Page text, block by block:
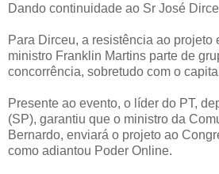
Dando continuidade ao Sr José
Para Dirceu, a resistência ao projeto
ministro Franklin Martins parte de
concorrência, sobretudo com o
Presente ao evento, o líder do PT,
(SP), garantiu que o ministro da
Bernardo, enviará o projeto ao
como adiantou Poder Online.